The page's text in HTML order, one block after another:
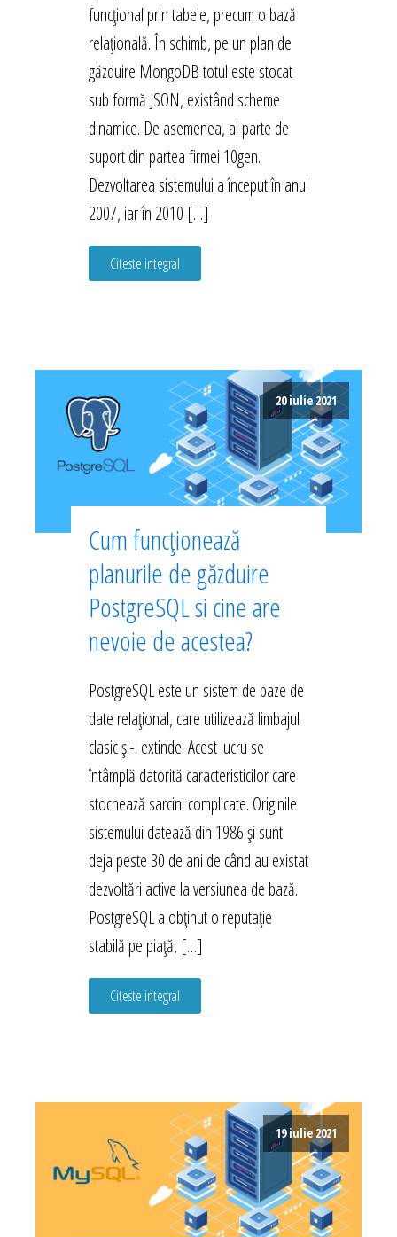
funcțional prin tabele, precum o bază
relațională. În schimb, pe un plan de
găzduire MongoDB totul este stocat
sub formă JSON, existând scheme
dinamice. De asemenea, ai parte de
suport din partea firmei 10gen.
Dezvoltarea sistemului a început în anul
2007, iar în 2010 […]
Citeste integral
20 iulie 2021
Cum funcționează
planurile de găzduire
PostgreSQL si cine are
nevoie de acestea?
PostgreSQL este un sistem de baze de
date relațional, care utilizează limbajul
clasic și-l extinde. Acest lucru se
întâmplă datorită caracteristicilor care
stochează sarcini complicate. Originile
sistemului datează din 1986 și sunt
deja peste 30 de ani de când au existat
dezvoltări active la versiunea de bază.
PostgreSQL a obținut o reputație
stabilă pe piață, […]
Citeste integral
19 iulie 2021